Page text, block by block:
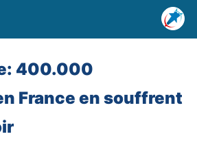
400.000
France en souffrent